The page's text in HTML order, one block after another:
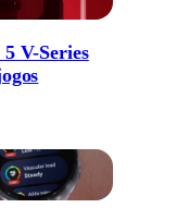
V-Series